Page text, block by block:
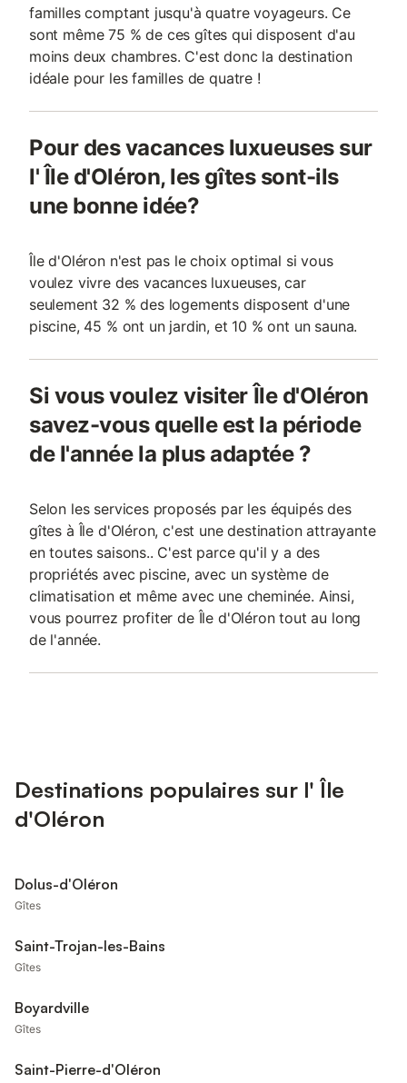
familles comptant jusqu'à quatre voyageurs. Ce
sont même 75 % de ces gîtes qui disposent d'au
moins deux chambres. C'est donc la destination
idéale pour les familles de quatre !
Pour des vacances luxueuses sur
l' Île d'Oléron, les gîtes sont-ils
une bonne idée?
Île d'Oléron n'est pas le choix optimal si vous
voulez vivre des vacances luxueuses, car
seulement 32 % des logements disposent d'une
piscine, 45 % ont un jardin, et 10 % ont un sauna.
Si vous voulez visiter Île d'Oléron
savez-vous quelle est la période
de l'année la plus adaptée ?
Selon les services proposés par les équipés des
gîtes à Île d'Oléron, c'est une destination attrayante
en toutes saisons.. C'est parce qu'il y a des
propriétés avec piscine, avec un système de
climatisation et même avec une cheminée. Ainsi,
vous pourrez profiter de Île d'Oléron tout au long
de l'année.
Destinations populaires sur l' Île
d'Oléron
Dolus-d'Oléron
Gîtes
Saint-Trojan-les-Bains
Gîtes
Boyardville
Gîtes
Saint-Pierre-d'Oléron